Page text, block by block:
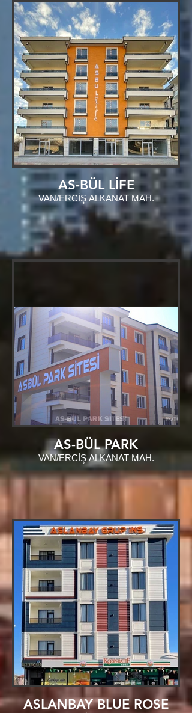
AS-BÜL LİFE
VAN/ERCİŞ ALKANAT MAH.
AS-BÜL PARK
VAN/ERCİŞ ALKANAT MAH.
ASLANBAY BLUE ROSE